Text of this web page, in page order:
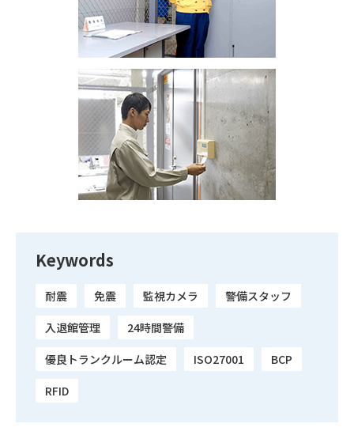
Keywords
耐震 免震 監視カメラ
警備スタッフ
入退館管理
24時間警備
優良トランクルーム認定
ISO27001
BCP
RFID